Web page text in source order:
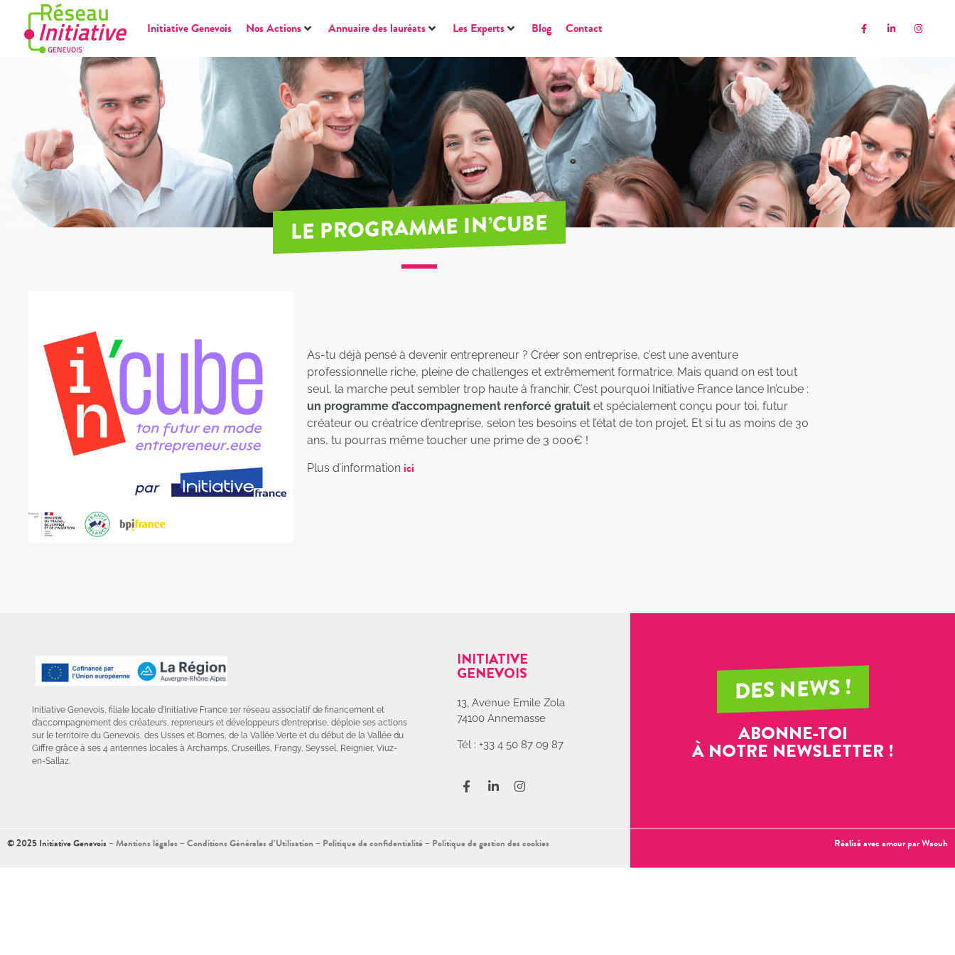
Initiative Genevois Nos Actions Annuaire des lauréats Les Experts Blog Contact
LE PROGRAMME IN’CUBE
As-tu déjà pensé à devenir entrepreneur ? Créer son entreprise, c’est une aventure
professionnelle riche, pleine de challenges et extrêmement formatrice. Mais quand on est tout
seul, la marche peut sembler trop haute à franchir. C’est pourquoi Initiative France lance In’cube :
un programme d’accompagnement renforcé gratuit et spécialement conçu pour toi, futur
créateur ou créatrice d’entreprise, selon tes besoins et l’état de ton projet. Et si tu as moins de 30
ans, tu pourras même toucher une prime de 3 000€ !
Plus d’information ici
Initiative Genevois, filiale locale d’Initiative France 1er réseau associatif de financement et
d’accompagnement des créateurs, repreneurs et développeurs d’entreprise, déploie ses actions
sur le territoire du Genevois, des Usses et Bornes, de la Vallée Verte et du début de la Vallée du
Giffre grâce à ses 4 antennes locales à Archamps, Cruseilles, Frangy, Seyssel, Reignier, Viuz-
en-Sallaz.
INITIATIVE
GENEVOIS
13, Avenue Emile Zola
74100 Annemasse
Tél : +33 4 50 87 09 87
DES NEWS !
ABONNE-TOI
À NOTRE NEWSLETTER !
© 2025 Initiative Genevois –Mentions légales–Conditions Générales d’Utilisation – Politique de confidentialité– Politique de gestion des cookies Réalisé avec amour parWaouh